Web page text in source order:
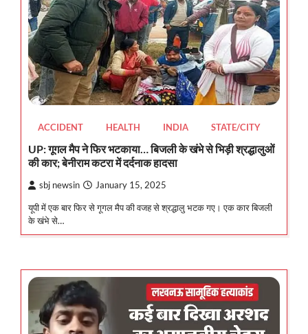
ACCIDENT HEALTH INDIA STATE/CITY
UP: गूगल मैप ने फिर भटकाया… बिजली के खंभे से भिड़ी श्रद्धालुओं
की कार; बेनीराम कटरा में दर्दनाक हादसा
sbj newsin January 15, 2025
यूपी में एक बार फिर से गूगल मैप की वजह से श्रद्धालु भटक गए। एक कार बिजली
के खंभे से…